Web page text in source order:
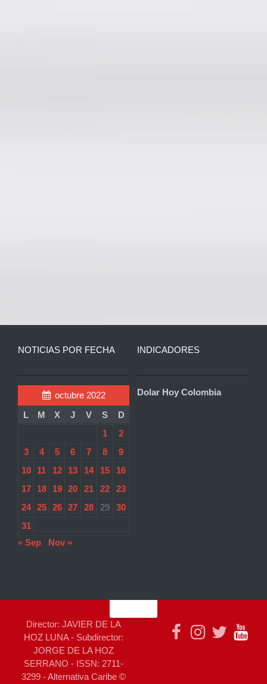
NOTICIAS POR FECHA
octubre 2022
L
M X J V S
D
1
2
3
4 5 6 7 8
9
10
11 12 13 14 15
16
17
18 19 20 21 22
23
24
25 26 27 28 29
30
31
« Sep
Nov »
INDICADORES
Dolar Hoy Colombia
Director: JAVIER DE LA
HOZ LUNA - Subdirector:
JORGE DE LA HOZ
SERRANO - ISSN: 2711-
3299 - Alternativa Caribe ©